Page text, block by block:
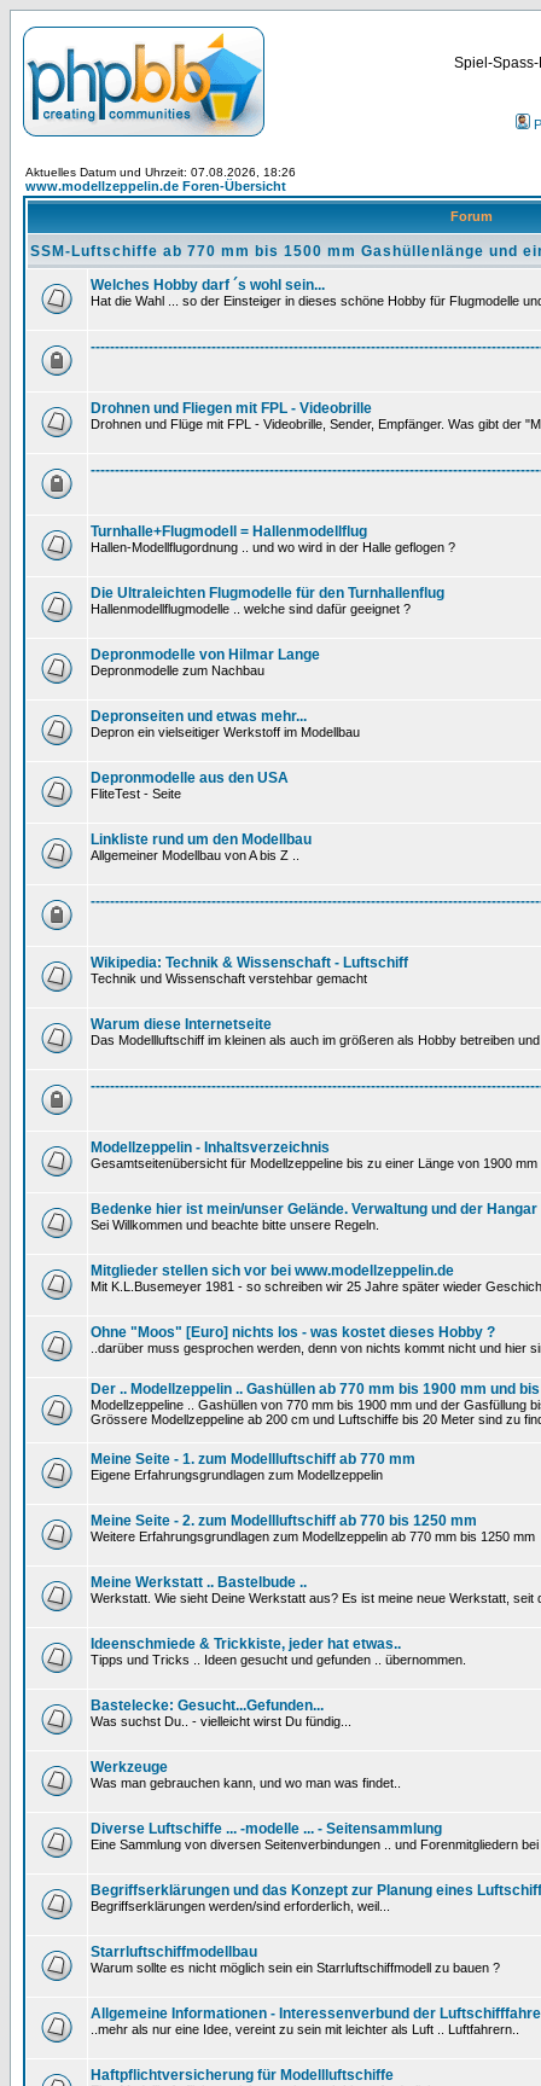
Spiel-
Aktuelles Datum und Uhrzeit: 07.08.2026, 18:26
www.modellzeppelin.de Foren-Übersicht
Forum
SSM-Luftschiffe ab 770 mm bis 1500 mm Gashüllenlänge und
Welches Hobby darf ´s wohl sein...
Hat die Wahl ... so der Einsteiger in dieses schöne Hobby für Flugmodelle
Drohnen und Fliegen mit FPL - Videobrille
Drohnen und Flüge mit FPL - Videobrille, Sender, Empfänger. Was gibt der
Turnhalle+Flugmodell = Hallenmodellflug
Hallen-Modellflugordnung .. und wo wird in der Halle geflogen ?
Die Ultraleichten Flugmodelle für den Turnhallenflug
Hallenmodellflugmodelle .. welche sind dafür geeignet ?
Depronmodelle von Hilmar Lange
Depronmodelle zum Nachbau
Depronseiten und etwas mehr...
Depron ein vielseitiger Werkstoff im Modellbau
Depronmodelle aus den USA
FliteTest - Seite
Linkliste rund um den Modellbau
Allgemeiner Modellbau von A bis Z ..
Wikipedia: Technik & Wissenschaft - Luftschiff
Technik und Wissenschaft verstehbar gemacht
Warum diese Internetseite
Das Modellluftschiff im kleinen als auch im größeren als Hobby betreiben
Modellzeppelin - Inhaltsverzeichnis
Gesamtseitenübersicht für Modellzeppeline bis zu einer Länge von 1900 mm
Bedenke hier ist mein/unser Gelände. Verwaltung und der Hangar
Sei Willkommen und beachte bitte unsere Regeln.
Mitglieder stellen sich vor bei www.modellzeppelin.de
Mit K.L.Busemeyer 1981 - so schreiben wir 25 Jahre später wieder
Ohne "Moos" [Euro] nichts los - was kostet dieses Hobby ?
..darüber muss gesprochen werden, denn von nichts kommt nicht und hier
Der .. Modellzeppelin .. Gashüllen ab 770 mm bis 1900 mm und
Modellzeppeline .. Gashüllen von 770 mm bis 1900 mm und der
Grössere Modellzeppeline ab 200 cm und Luftschiffe bis 20 Meter sind zu
Meine Seite - 1. zum Modellluftschiff ab 770 mm
Eigene Erfahrungsgrundlagen zum Modellzeppelin
Meine Seite - 2. zum Modellluftschiff ab 770 bis 1250 mm
Weitere Erfahrungsgrundlagen zum Modellzeppelin ab 770 mm bis 1250 mm
Meine Werkstatt .. Bastelbude ..
Werkstatt. Wie sieht Deine Werkstatt aus? Es ist meine neue Werkstatt, seit
Ideenschmiede & Trickkiste, jeder hat etwas..
Tipps und Tricks .. Ideen gesucht und gefunden .. übernommen.
Bastelecke: Gesucht...Gefunden...
Was suchst Du.. - vielleicht wirst Du fündig...
Werkzeuge
Was man gebrauchen kann, und wo man was findet..
Diverse Luftschiffe ... -modelle ... - Seitensammlung
Eine Sammlung von diversen Seitenverbindungen .. und Forenmitgliedern
Begriffserklärungen und das Konzept zur Planung eines
Begriffserklärungen werden/sind erforderlich, weil...
Starrluftschiffmodellbau
Warum sollte es nicht möglich sein ein Starrluftschiffmodell zu bauen ?
Allgemeine Informationen - Interessenverbund der
..mehr als nur eine Idee, vereint zu sein mit leichter als Luft .. Luftfahrern..
Haftpflichtversicherung für Modellluftschiffe